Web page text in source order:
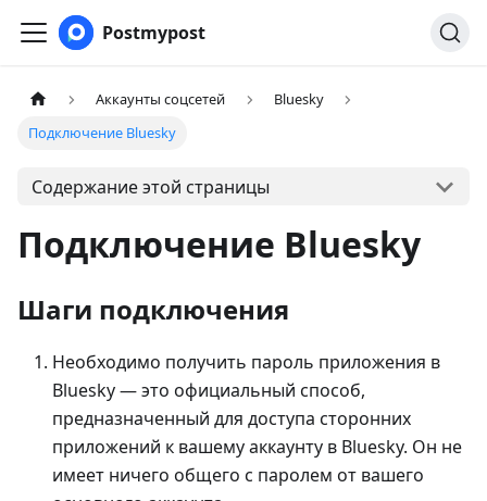
Postmypost
Аккаунты соцсетей
Bluesky
Подключение Bluesky
Содержание этой страницы
Подключение Bluesky
Шаги подключения
Необходимо получить пароль приложения в
Bluesky — это официальный способ,
предназначенный для доступа сторонних
приложений к вашему аккаунту в Bluesky. Он не
имеет ничего общего с паролем от вашего